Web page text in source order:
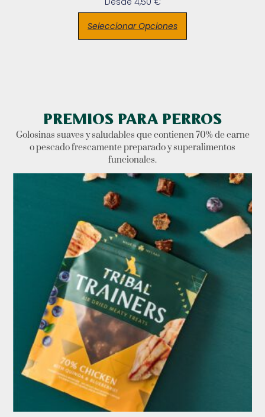
Seleccionar Opciones
PREMIOS PARA PERROS
Golosinas suaves y saludables que contienen 70% de carne
o pescado frescamente preparado y superalimentos
funcionales.